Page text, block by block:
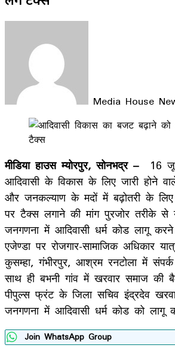
Media House
Facebook
LinkedIn
WhatsApp
Telegram
मीडिया हाउस म्योरपुर, सोनभद्र – 16
आदिवासी के विकास के लिए जारी होने
और जनकल्याण के मदों में बढ़ोतरी के लिए
पर टैक्स लगाने की मांग पुरजोर तरीके से
जनगणना में आदिवासी धर्म कोड लागू
एजेण्डा पर रोजगार-सामाजिक अधिकार
कुसम्हा, गंभीरपुर, आश्रम रनटोला में
साथ ही बभनी गांव में खरवार समाज
पीपुल्स फ्रंट के जिला सचिव इंद्रदेव
जनगणना में आदिवासी धर्म कोड को लागू
Join WhatsApp Group